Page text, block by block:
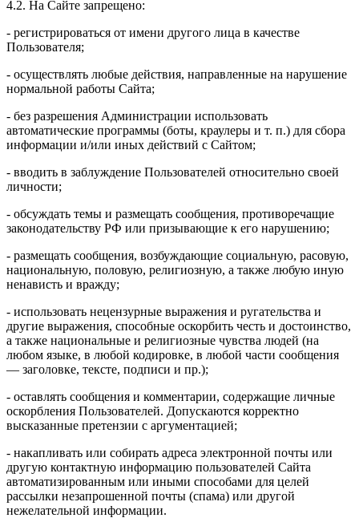
4.2. На Сайте запрещено:
- регистрироваться от имени другого лица в качестве
Пользователя;
- осуществлять любые действия, направленные на нарушение
нормальной работы Сайта;
- без разрешения Администрации использовать
автоматические программы (боты, краулеры и т. п.) для сбора
информации и/или иных действий с Сайтом;
- вводить в заблуждение Пользователей относительно своей
личности;
- обсуждать темы и размещать сообщения, противоречащие
законодательству РФ или призывающие к его нарушению;
- размещать сообщения, возбуждающие социальную, расовую,
национальную, половую, религиозную, а также любую иную
ненависть и вражду;
- использовать нецензурные выражения и ругательства и
другие выражения, способные оскорбить честь и достоинство,
а также национальные и религиозные чувства людей (на
любом языке, в любой кодировке, в любой части сообщения
— заголовке, тексте, подписи и пр.);
- оставлять сообщения и комментарии, содержащие личные
оскорбления Пользователей. Допускаются корректно
высказанные претензии с аргументацией;
- накапливать или собирать адреса электронной почты или
другую контактную информацию пользователей Сайта
автоматизированным или иными способами для целей
рассылки незапрошенной почты (спама) или другой
нежелательной информации.